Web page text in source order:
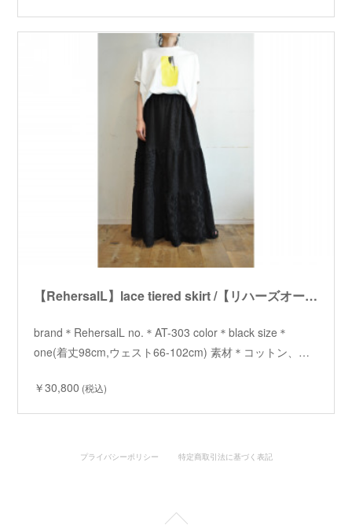
【RehersalL】lace tiered skirt /【リハーズオール】レースティアードスカート
brand＊RehersalL no.＊AT-303 color＊black size＊
one(着丈98cm,ウェスト66-102cm) 素材＊コットン、…
￥30,800 (税込)
プライバシーポリシー 特定商取引法に基づく表記